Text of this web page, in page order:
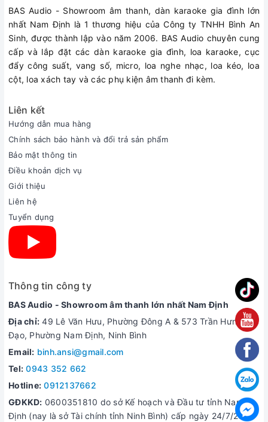
BAS Audio - Showroom âm thanh, dàn karaoke gia đình lớn
nhất Nam Định là 1 thương hiệu của Công ty TNHH Bình An
Sinh, được thành lập vào năm 2006. BAS Audio chuyên cung
cấp và lắp đặt các dàn karaoke gia đình, loa karaoke, cục
đẩy công suất, vang số, micro, loa nghe nhạc, loa kéo, loa
cột, loa xách tay và các phụ kiện âm thanh đi kèm.
Liên kết
Hướng dẫn mua hàng
Chính sách bảo hành và đổi trả sản phẩm
Bảo mật thông tin
Điều khoản dịch vụ
Giới thiệu
Liên hệ
Tuyển dụng
Thông tin công ty
BAS Audio - Showroom âm thanh lớn nhất Nam Định
Địa chỉ: 49 Lê Văn Hưu, Phường Đông A & 573 Trần Hưng
Đạo, Phường Nam Định, Ninh Bình
Email: binh.ansi@gmail.com
Tel: 0943 352 662
Hotline: 0912137662
GĐKKD: 0600351810 do sở Kế hoạch và Đầu tư tỉnh Nam
Định (nay là sở Tài chính tỉnh Ninh Bình) cấp ngày 24/7/2006